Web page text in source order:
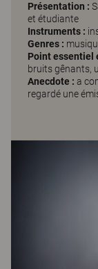
Présentation :
et étudiante
Instruments :
Genres :
Point essentiel
bruits gênants,
Anecdote : a
regardé une